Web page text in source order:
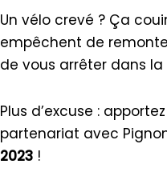
Un vélo crevé ? Ça
empêchent de
de vous arrêter dans
Plus d’excuse :
partenariat avec
2023!